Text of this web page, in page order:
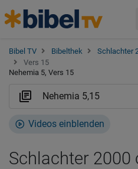
Bibel TV Bibelthek Schlachter
Vers 15
Nehemia 5, Vers 15
Videos einblenden
Schlachter 2000